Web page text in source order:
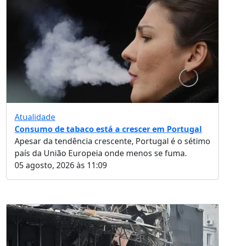
Atualidade
Consumo de tabaco está a crescer em Portugal
Apesar da tendência crescente, Portugal é o sétimo
país da União Europeia onde menos se fuma.
05 agosto, 2026 às 11:09